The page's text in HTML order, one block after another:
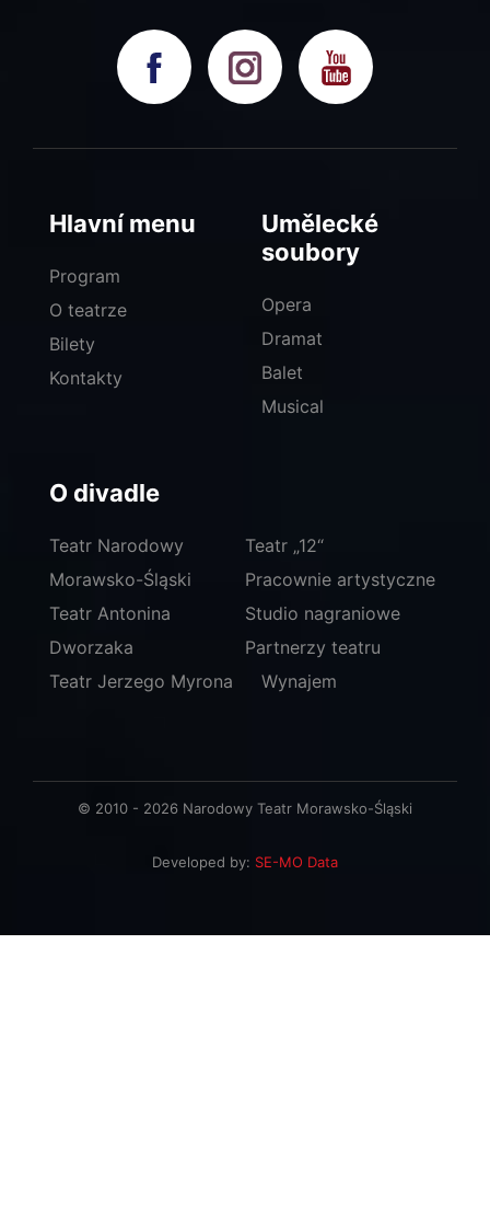
Hlavní menu
Program
O teatrze
Bilety
Kontakty
Umělecké
soubory
Opera
Dramat
Balet
Musical
O divadle
Teatr Narodowy
Morawsko-Śląski
Teatr Antonina
Dworzaka
Teatr Jerzego Myrona
Teatr „12“
Pracownie artystyczne
Studio nagraniowe
Partnerzy teatru
Wynajem
© 2010 - 2026 Narodowy Teatr Morawsko-Śląski
Developed by: SE-MO Data